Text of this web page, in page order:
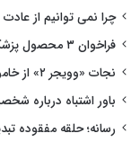
چرا نمی توانیم از
فراخوان ۳ محصول پزشکی و دارویی به دلیل خطرهای کیفی و ایمنی
نجات «وویجر ۲» از خاموشی؛ تدبیر ناسا برای حفظ کاوشگر ۴۸ ساله
باور اشتباه درباره
رسانه؛ حلقه مفقوده